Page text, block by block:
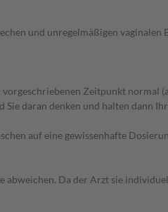
und unregelmäßigen
vorgeschriebenen Zeitpunkt
Sie daran denken und halten dann
auf eine gewissenhafte
Da der Arzt sie